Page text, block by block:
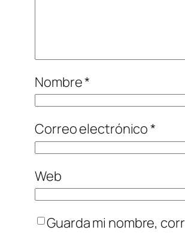
Nombre*
Correo electrónico*
Web
Guarda mi nombre,